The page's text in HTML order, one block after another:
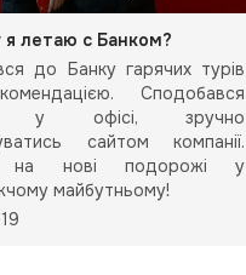
я летаю с Банком?
до Банку гарячих турів
Сподобався
у офісі, зручно
сайтом компанії.
на нові подорожі у
майбутньому!